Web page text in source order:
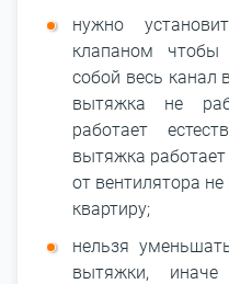
нужно
клапаном
собой весь канал
вытяжка не
работает
вытяжка
от вентилятора
квартиру;
нельзя
вытяжки,